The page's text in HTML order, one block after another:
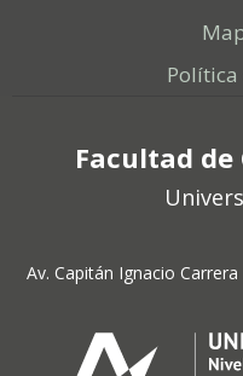
Facultad de
Av. Capitán Ignacio